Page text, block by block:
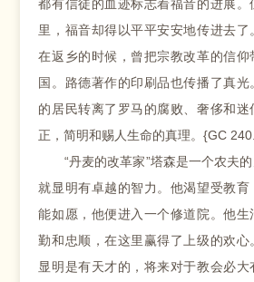
都有信徒的血迹标志着福音的进展。
里，福音却得以平平安安地传进去
在返乡的时候，曾把宗教改革的信仰
国。路德著作的印刷品也传播了真
的居民转离了罗马的腐败、奢侈和
正，简明和赐人生命的真理。{GC
“丹麦的改革家”塔森是一个农夫的
就显明有卓越的智力。他渴望受教
能如愿，他便进入一个修道院。他
勤和忠顺，在这里赢得了上级的欢心
显明是有天才的，将来对于教会必